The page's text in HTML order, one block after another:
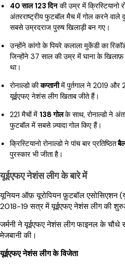
40 साल 123 दिनकी उम्र में क्रिस्टियानो
अंतरराष्ट्रीय फुटबॉल मैच में गोल करने वाले
सबसे उम्रदराज पुरुष खिलाड़ी बन गए।
उन्होंने कांगो के पियरे कलाला मुकेंडी का
जिन्होंने 37 साल की उम्र में घाना के खिलाफ़
था।
रोनाल्डो कीकप्तानीमें पुर्तगाल ने 2019 और
यूईएफए नेशंस लीग खिताब जीते हैं।
221 मैचों में 138 गोलके साथ, रोनाल्डो ने
फुटबॉल में सबसे ज़्यादा गोल किए हैं।
क्रिस्टियानो रोनाल्डो ने पांच बार प्रतिष्ठित
पुरस्कार भी जीता है।
यूईएफए नेशंस लीग के बारे में
यूनियन ऑफ़ यूरोपियन फ़ुटबॉल एसोसिएशन
2018-19 सत्र में यूईएफए नेशंस लीग की
जर्मनी ने यूईएफए नेशंस लीग फाइनल के चौथे
मेजबानी की।
यूईएफए नेशंस लीग के विजेता